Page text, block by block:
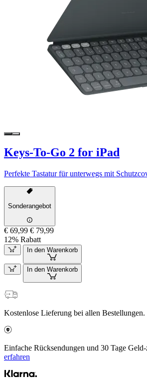
Keys-To-Go 2 for iPad
Perfekte Tastatur für unterwegs mit
Sonderangebot
€ 69,99 € 79,99
12% Rabatt
In den Warenkorb
In den Warenkorb
Kostenlose Lieferung bei allen Bestellungen.
Einfache Rücksendungen und 30 Tage
erfahren